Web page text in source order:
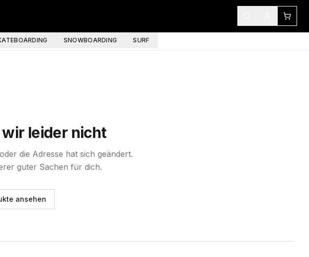
SNOWBOARDING SURF
leider nicht
die Adresse hat sich geändert.
guter Sachen für dich.
ansehen